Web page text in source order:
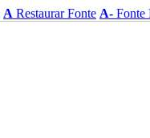
A Restaurar Fonte A- Fonte